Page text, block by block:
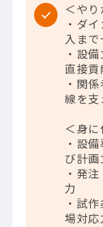
＜や
・ダ
入ま
・設
直接貢
・関
線を支
＜身
・設
び計
・発
力
・試
場対応